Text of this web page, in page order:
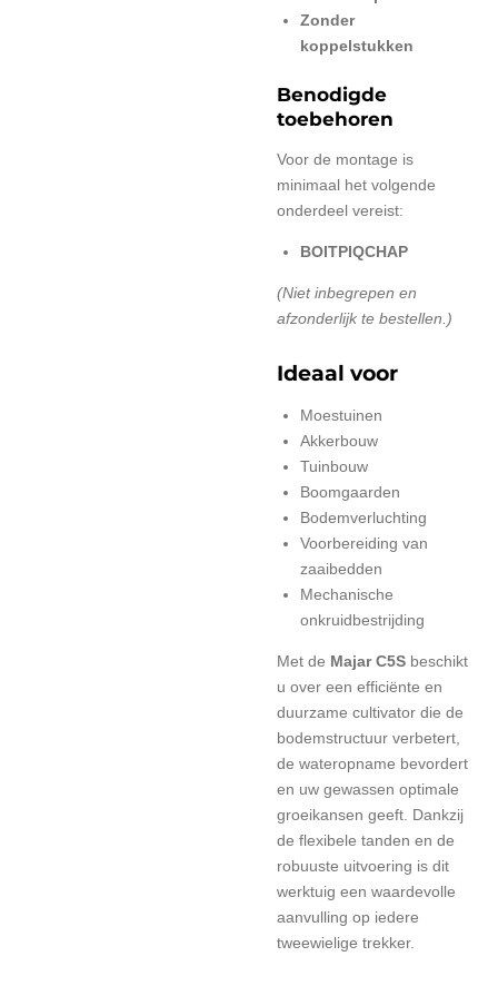
Zonder
koppelstukken
Benodigde
toebehoren
Voor de montage is
minimaal het volgende
onderdeel vereist:
BOITPIQCHAP
(Niet inbegrepen en
afzonderlijk te bestellen.)
Ideaal voor
Moestuinen
Akkerbouw
Tuinbouw
Boomgaarden
Bodemverluchting
Voorbereiding van
zaaibedden
Mechanische
onkruidbestrijding
Met de Majar C5S beschikt
u over een efficiënte en
duurzame cultivator die de
bodemstructuur verbetert,
de wateropname bevordert
en uw gewassen optimale
groeikansen geeft. Dankzij
de flexibele tanden en de
robuuste uitvoering is dit
werktuig een waardevolle
aanvulling op iedere
tweewielige trekker.